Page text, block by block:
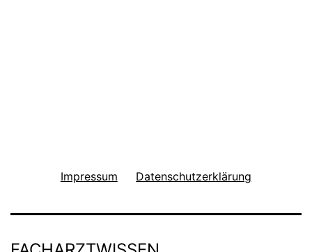
Impressum Datenschutzerklärung